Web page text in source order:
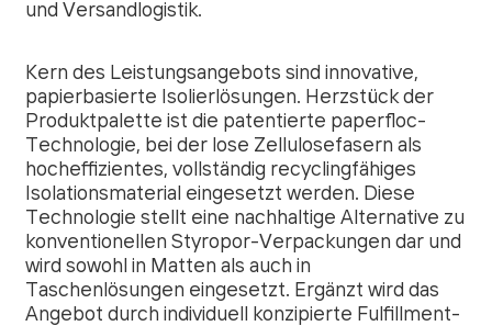
und Versandlogistik.
Kern des Leistungsangebots sind innovative,
papierbasierte Isolierlösungen. Herzstück der
Produktpalette ist die patentierte paperfloc-
Technologie, bei der lose Zellulosefasern als
hocheffizientes, vollständig recyclingfähiges
Isolationsmaterial eingesetzt werden. Diese
Technologie stellt eine nachhaltige Alternative zu
konventionellen Styropor-Verpackungen dar und
wird sowohl in Matten als auch in
Taschenlösungen eingesetzt. Ergänzt wird das
Angebot durch individuell konzipierte Fulfillment-